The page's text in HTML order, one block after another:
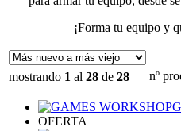
¡Forma tu equipo y
mostrando 1 al 28 de 28 nº
OFERTA